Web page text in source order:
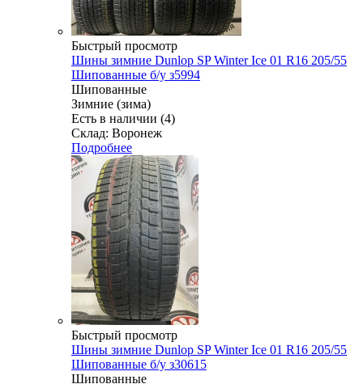
Быстрый просмотр
Шины зимние Dunlop SP Winter Ice 01 R16 205/55
Шипованные б/у з5994
Шипованные
Зимние (зима)
Есть в наличии (4)
Склад: Воронеж
Подробнее
Быстрый просмотр
Шины зимние Dunlop SP Winter Ice 01 R16 205/55
Шипованные б/у з30615
Шипованные